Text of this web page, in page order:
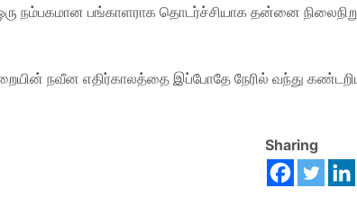
நம்பகமான பங்காளராக தொடர்ச்சியாக தன்னை
நவீன எதிர்காலத்தை இப்போதே நேரில் வந்து
Sharing